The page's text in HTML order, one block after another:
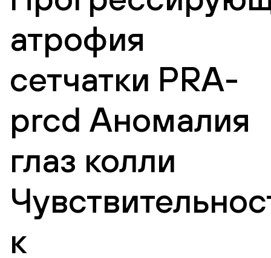
атрофия
сетчатки PRA-
prcd Аномалия
глаз колли
к